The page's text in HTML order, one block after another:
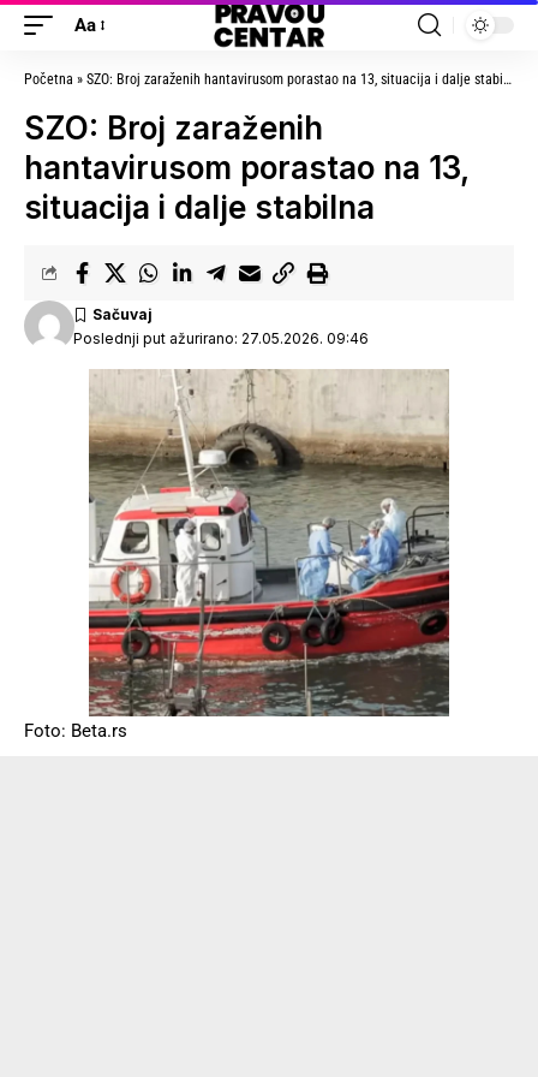
Aa
Početna » SZO: Broj zaraženih hantavirusom porastao na 13, situacija i dalje stabilna
SZO: Broj zaraženih
hantavirusom porastao na 13,
situacija i dalje stabilna
Poslednji put ažurirano: 27.05.2026. 09:46
Foto: Beta.rs